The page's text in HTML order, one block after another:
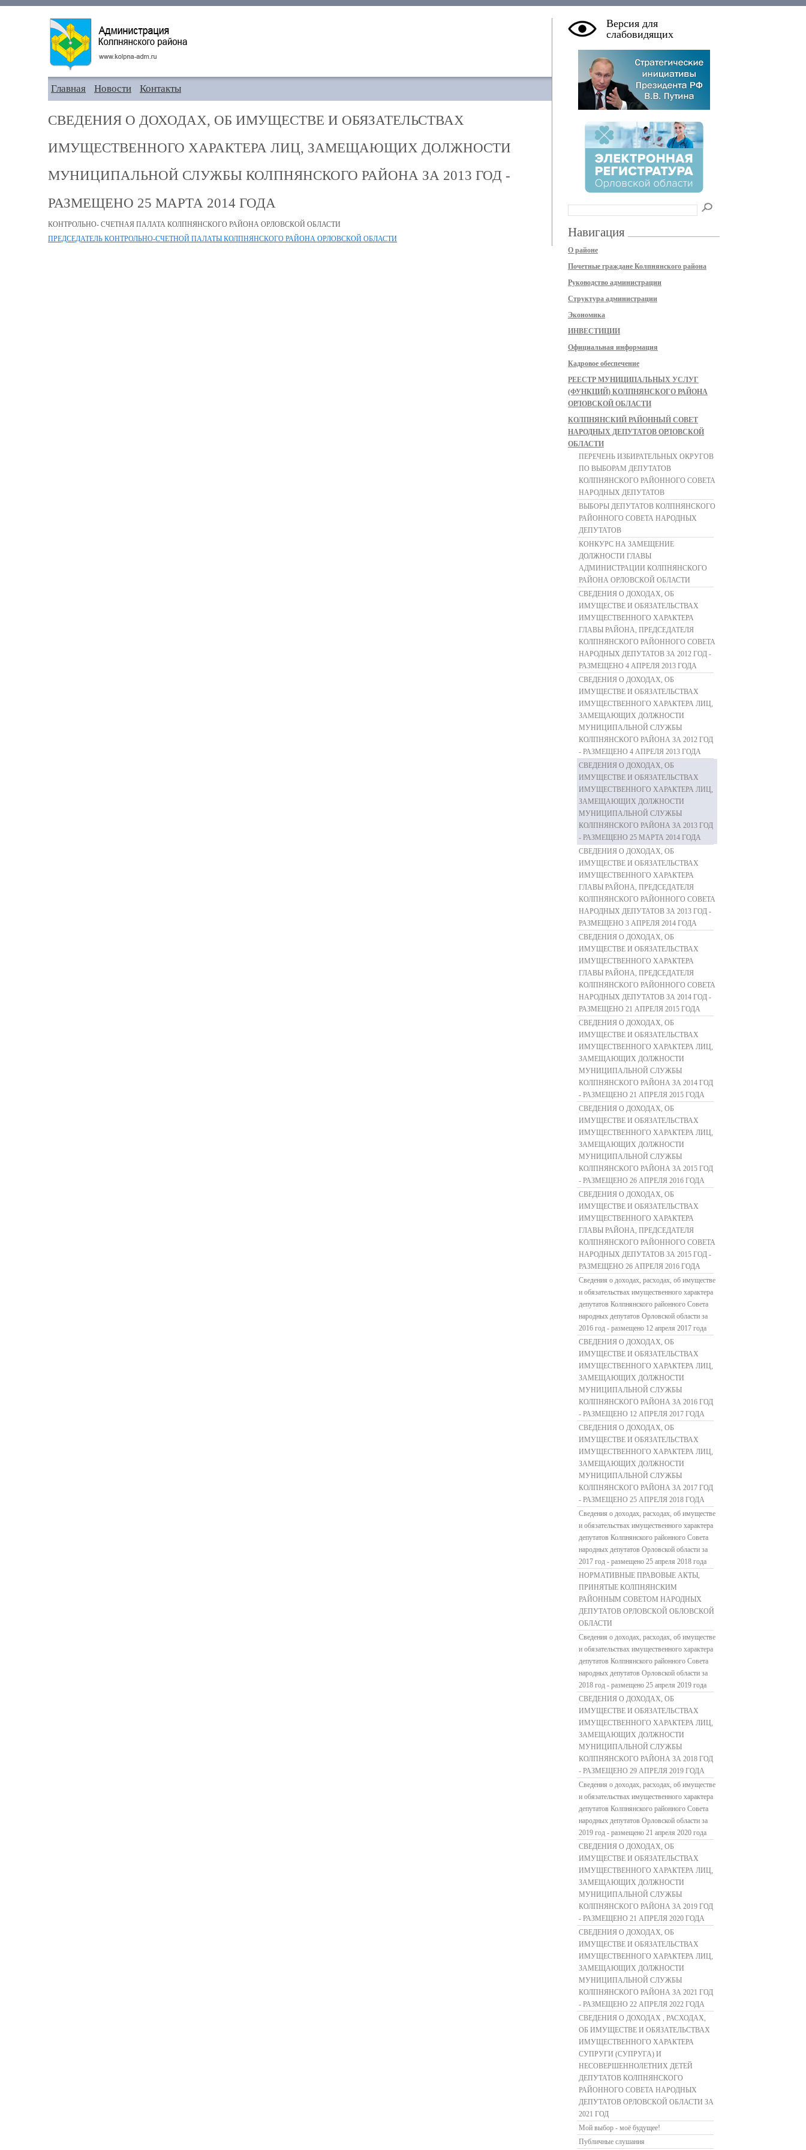
Главная Новости Контакты
СВЕДЕНИЯ О ДОХОДАХ, ОБ ИМУЩЕСТВЕ И ОБЯЗАТЕЛЬСТВАХ
ИМУЩЕСТВЕННОГО ХАРАКТЕРА ЛИЦ, ЗАМЕЩАЮЩИХ ДОЛЖНОСТИ
МУНИЦИПАЛЬНОЙ СЛУЖБЫ КОЛПНЯНСКОГО РАЙОНА ЗА 2013 ГОД -
РАЗМЕЩЕНО 25 МАРТА 2014 ГОДА
КОНТРОЛЬНО- СЧЕТНАЯ ПАЛАТА КОЛПНЯНСКОГО РАЙОНА ОРЛОВСКОЙ ОБЛАСТИ
ПРЕДСЕДАТЕЛЬ КОНТРОЛЬНО-СЧЕТНОЙ ПАЛАТЫ КОЛПНЯНСКОГО РАЙОНА ОРЛОВСКОЙ ОБЛАСТИ
Версия для
слабовидящих
Навигация
О районе
Почетные граждане Колпнянского района
Руководство администрации
Структура администрации
Экономика
ИНВЕСТИЦИИ
Официальная информация
Кадровое обеспечение
РЕЕСТР МУНИЦИПАЛЬНЫХ УСЛУГ
(ФУНКЦИЙ) КОЛПНЯНСКОГО РАЙОНА
ОРЛОВСКОЙ ОБЛАСТИ
КОЛПНЯНСКИЙ РАЙОННЫЙ СОВЕТ
НАРОДНЫХ ДЕПУТАТОВ ОРЛОВСКОЙ
ОБЛАСТИ
ПЕРЕЧЕНЬ ИЗБИРАТЕЛЬНЫХ ОКРУГОВ
ПО ВЫБОРАМ ДЕПУТАТОВ
КОЛПНЯНСКОГО РАЙОННОГО СОВЕТА
НАРОДНЫХ ДЕПУТАТОВ
ВЫБОРЫ ДЕПУТАТОВ КОЛПНЯНСКОГО
РАЙОННОГО СОВЕТА НАРОДНЫХ
ДЕПУТАТОВ
КОНКУРС НА ЗАМЕЩЕНИЕ
ДОЛЖНОСТИ ГЛАВЫ
АДМИНИСТРАЦИИ КОЛПНЯНСКОГО
РАЙОНА ОРЛОВСКОЙ ОБЛАСТИ
СВЕДЕНИЯ О ДОХОДАХ, ОБ
ИМУЩЕСТВЕ И ОБЯЗАТЕЛЬСТВАХ
ИМУЩЕСТВЕННОГО ХАРАКТЕРА
ГЛАВЫ РАЙОНА, ПРЕДСЕДАТЕЛЯ
КОЛПНЯНСКОГО РАЙОННОГО СОВЕТА
НАРОДНЫХ ДЕПУТАТОВ ЗА 2012 ГОД -
РАЗМЕЩЕНО 4 АПРЕЛЯ 2013 ГОДА
СВЕДЕНИЯ О ДОХОДАХ, ОБ
ИМУЩЕСТВЕ И ОБЯЗАТЕЛЬСТВАХ
ИМУЩЕСТВЕННОГО ХАРАКТЕРА ЛИЦ,
ЗАМЕЩАЮЩИХ ДОЛЖНОСТИ
МУНИЦИПАЛЬНОЙ СЛУЖБЫ
КОЛПНЯНСКОГО РАЙОНА ЗА 2012 ГОД
- РАЗМЕЩЕНО 4 АПРЕЛЯ 2013 ГОДА
СВЕДЕНИЯ О ДОХОДАХ, ОБ
ИМУЩЕСТВЕ И ОБЯЗАТЕЛЬСТВАХ
ИМУЩЕСТВЕННОГО ХАРАКТЕРА ЛИЦ,
ЗАМЕЩАЮЩИХ ДОЛЖНОСТИ
МУНИЦИПАЛЬНОЙ СЛУЖБЫ
КОЛПНЯНСКОГО РАЙОНА ЗА 2013 ГОД
- РАЗМЕЩЕНО 25 МАРТА 2014 ГОДА
СВЕДЕНИЯ О ДОХОДАХ, ОБ
ИМУЩЕСТВЕ И ОБЯЗАТЕЛЬСТВАХ
ИМУЩЕСТВЕННОГО ХАРАКТЕРА
ГЛАВЫ РАЙОНА, ПРЕДСЕДАТЕЛЯ
КОЛПНЯНСКОГО РАЙОННОГО СОВЕТА
НАРОДНЫХ ДЕПУТАТОВ ЗА 2013 ГОД -
РАЗМЕЩЕНО 3 АПРЕЛЯ 2014 ГОДА
СВЕДЕНИЯ О ДОХОДАХ, ОБ
ИМУЩЕСТВЕ И ОБЯЗАТЕЛЬСТВАХ
ИМУЩЕСТВЕННОГО ХАРАКТЕРА
ГЛАВЫ РАЙОНА, ПРЕДСЕДАТЕЛЯ
КОЛПНЯНСКОГО РАЙОННОГО СОВЕТА
НАРОДНЫХ ДЕПУТАТОВ ЗА 2014 ГОД -
РАЗМЕЩЕНО 21 АПРЕЛЯ 2015 ГОДА
СВЕДЕНИЯ О ДОХОДАХ, ОБ
ИМУЩЕСТВЕ И ОБЯЗАТЕЛЬСТВАХ
ИМУЩЕСТВЕННОГО ХАРАКТЕРА ЛИЦ,
ЗАМЕЩАЮЩИХ ДОЛЖНОСТИ
МУНИЦИПАЛЬНОЙ СЛУЖБЫ
КОЛПНЯНСКОГО РАЙОНА ЗА 2014 ГОД
- РАЗМЕЩЕНО 21 АПРЕЛЯ 2015 ГОДА
СВЕДЕНИЯ О ДОХОДАХ, ОБ
ИМУЩЕСТВЕ И ОБЯЗАТЕЛЬСТВАХ
ИМУЩЕСТВЕННОГО ХАРАКТЕРА ЛИЦ,
ЗАМЕЩАЮЩИХ ДОЛЖНОСТИ
МУНИЦИПАЛЬНОЙ СЛУЖБЫ
КОЛПНЯНСКОГО РАЙОНА ЗА 2015 ГОД
- РАЗМЕЩЕНО 26 АПРЕЛЯ 2016 ГОДА
СВЕДЕНИЯ О ДОХОДАХ, ОБ
ИМУЩЕСТВЕ И ОБЯЗАТЕЛЬСТВАХ
ИМУЩЕСТВЕННОГО ХАРАКТЕРА
ГЛАВЫ РАЙОНА, ПРЕДСЕДАТЕЛЯ
КОЛПНЯНСКОГО РАЙОННОГО СОВЕТА
НАРОДНЫХ ДЕПУТАТОВ ЗА 2015 ГОД -
РАЗМЕЩЕНО 26 АПРЕЛЯ 2016 ГОДА
Сведения о доходах, расходах, об имуществе
и обязательствах имущественного характера
депутатов Колпнянского районного Совета
народных депутатов Орловской области за
2016 год - размещено 12 апреля 2017 года
СВЕДЕНИЯ О ДОХОДАХ, ОБ
ИМУЩЕСТВЕ И ОБЯЗАТЕЛЬСТВАХ
ИМУЩЕСТВЕННОГО ХАРАКТЕРА ЛИЦ,
ЗАМЕЩАЮЩИХ ДОЛЖНОСТИ
МУНИЦИПАЛЬНОЙ СЛУЖБЫ
КОЛПНЯНСКОГО РАЙОНА ЗА 2016 ГОД
- РАЗМЕЩЕНО 12 АПРЕЛЯ 2017 ГОДА
СВЕДЕНИЯ О ДОХОДАХ, ОБ
ИМУЩЕСТВЕ И ОБЯЗАТЕЛЬСТВАХ
ИМУЩЕСТВЕННОГО ХАРАКТЕРА ЛИЦ,
ЗАМЕЩАЮЩИХ ДОЛЖНОСТИ
МУНИЦИПАЛЬНОЙ СЛУЖБЫ
КОЛПНЯНСКОГО РАЙОНА ЗА 2017 ГОД
- РАЗМЕЩЕНО 25 АПРЕЛЯ 2018 ГОДА
Сведения о доходах, расходах, об имуществе
и обязательствах имущественного характера
депутатов Колпнянского районного Совета
народных депутатов Орловской области за
2017 год - размещено 25 апреля 2018 года
НОРМАТИВНЫЕ ПРАВОВЫЕ АКТЫ,
ПРИНЯТЫЕ КОЛПНЯНСКИМ
РАЙОННЫМ СОВЕТОМ НАРОДНЫХ
ДЕПУТАТОВ ОРЛОВСКОЙ ОБЛОВСКОЙ
ОБЛАСТИ
Сведения о доходах, расходах, об имуществе
и обязательствах имущественного характера
депутатов Колпнянского районного Совета
народных депутатов Орловской области за
2018 год - размещено 25 апреля 2019 года
СВЕДЕНИЯ О ДОХОДАХ, ОБ
ИМУЩЕСТВЕ И ОБЯЗАТЕЛЬСТВАХ
ИМУЩЕСТВЕННОГО ХАРАКТЕРА ЛИЦ,
ЗАМЕЩАЮЩИХ ДОЛЖНОСТИ
МУНИЦИПАЛЬНОЙ СЛУЖБЫ
КОЛПНЯНСКОГО РАЙОНА ЗА 2018 ГОД
- РАЗМЕЩЕНО 29 АПРЕЛЯ 2019 ГОДА
Сведения о доходах, расходах, об имуществе
и обязательствах имущественного характера
депутатов Колпнянского районного Совета
народных депутатов Орловской области за
2019 год - размещено 21 апреля 2020 года
СВЕДЕНИЯ О ДОХОДАХ, ОБ
ИМУЩЕСТВЕ И ОБЯЗАТЕЛЬСТВАХ
ИМУЩЕСТВЕННОГО ХАРАКТЕРА ЛИЦ,
ЗАМЕЩАЮЩИХ ДОЛЖНОСТИ
МУНИЦИПАЛЬНОЙ СЛУЖБЫ
КОЛПНЯНСКОГО РАЙОНА ЗА 2019 ГОД
- РАЗМЕЩЕНО 21 АПРЕЛЯ 2020 ГОДА
СВЕДЕНИЯ О ДОХОДАХ, ОБ
ИМУЩЕСТВЕ И ОБЯЗАТЕЛЬСТВАХ
ИМУЩЕСТВЕННОГО ХАРАКТЕРА ЛИЦ,
ЗАМЕЩАЮЩИХ ДОЛЖНОСТИ
МУНИЦИПАЛЬНОЙ СЛУЖБЫ
КОЛПНЯНСКОГО РАЙОНА ЗА 2021 ГОД
- РАЗМЕЩЕНО 22 АПРЕЛЯ 2022 ГОДА
СВЕДЕНИЯ О ДОХОДАХ , РАСХОДАХ,
ОБ ИМУЩЕСТВЕ И ОБЯЗАТЕЛЬСТВАХ
ИМУЩЕСТВЕННОГО ХАРАКТЕРА
СУПРУГИ (СУПРУГА) И
НЕСОВЕРШЕННОЛЕТНИХ ДЕТЕЙ
ДЕПУТАТОВ КОЛПНЯНСКОГО
РАЙОННОГО СОВЕТА НАРОДНЫХ
ДЕПУТАТОВ ОРЛОВСКОЙ ОБЛАСТИ ЗА
2021 ГОД
Мой выбор - моё будущее!
Публичные слушания